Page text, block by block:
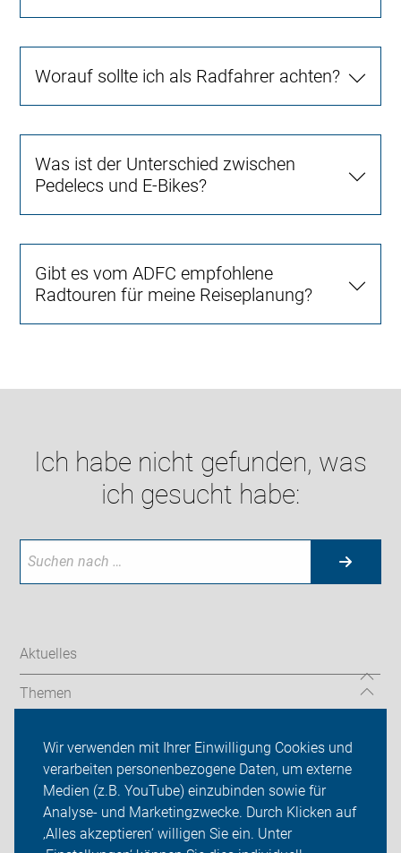
Wir verwenden mit Ihrer Einwilligung Cookies und
verarbeiten personenbezogene Daten, um externe
Medien (z.B. YouTube) einzubinden sowie für
Analyse- und Marketingzwecke. Durch Klicken auf
‚Alles akzeptieren‘ willigen Sie ein. Unter
Worauf sollte ich als Radfahrer achten?
Was ist der Unterschied zwischen
Pedelecs und E-Bikes?
Gibt es vom ADFC empfohlene
Radtouren für meine Reiseplanung?
Ich habe nicht gefunden, was
ich gesucht habe:
Aktuelles
Themen
Presse
ADFC Lippe